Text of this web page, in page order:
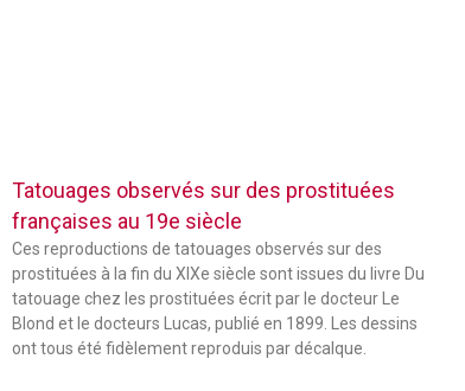
Tatouages observés sur des prostituées
françaises au 19e siècle
Ces reproductions de tatouages observés sur des
prostituées à la fin du XIXe siècle sont issues du livre Du
tatouage chez les prostituées écrit par le docteur Le
Blond et le docteurs Lucas, publié en 1899. Les dessins
ont tous été fidèlement reproduis par décalque.